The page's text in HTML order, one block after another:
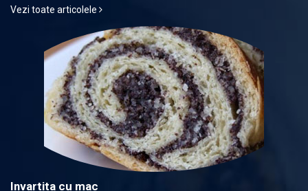
Vezi toate articolele
Invartita cu mac